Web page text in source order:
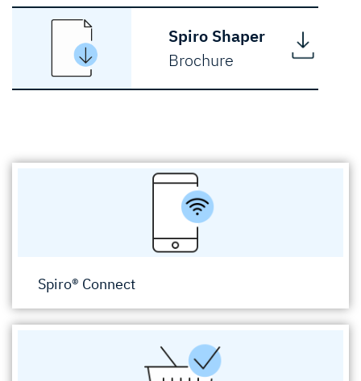
Spiro Shaper
Brochure
Spiro® Connect